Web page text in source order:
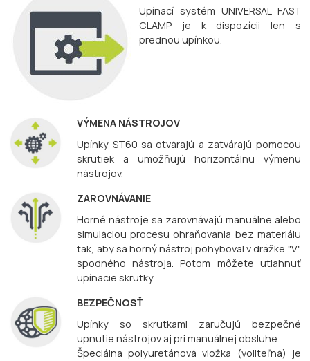
Upínací systém UNIVERSAL FAST
CLAMP je k dispozícii len s
prednou upínkou.
VÝMENA NÁSTROJOV
Upínky ST60 sa otvárajú a zatvárajú pomocou
skrutiek a umožňujú horizontálnu výmenu
nástrojov.
ZAROVNÁVANIE
Horné nástroje sa zarovnávajú manuálne alebo
simuláciou procesu ohraňovania bez materiálu
tak, aby sa horný nástroj pohyboval v drážke "V"
spodného nástroja. Potom môžete utiahnuť
upínacie skrutky.
BEZPEČNOSŤ
Upínky so skrutkami zaručujú bezpečné
upnutie nástrojov aj pri manuálnej obsluhe.
Špeciálna polyuretánová vložka (voliteľná) je